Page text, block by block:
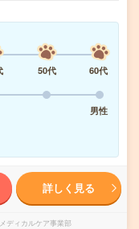
50代
60代
男性
詳しく見る
ディカルケア事業部